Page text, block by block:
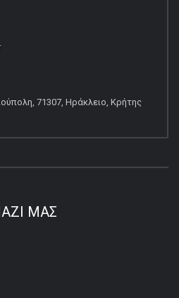
71307, Ηράκλειο, Κρήτης
ΜΑΣ